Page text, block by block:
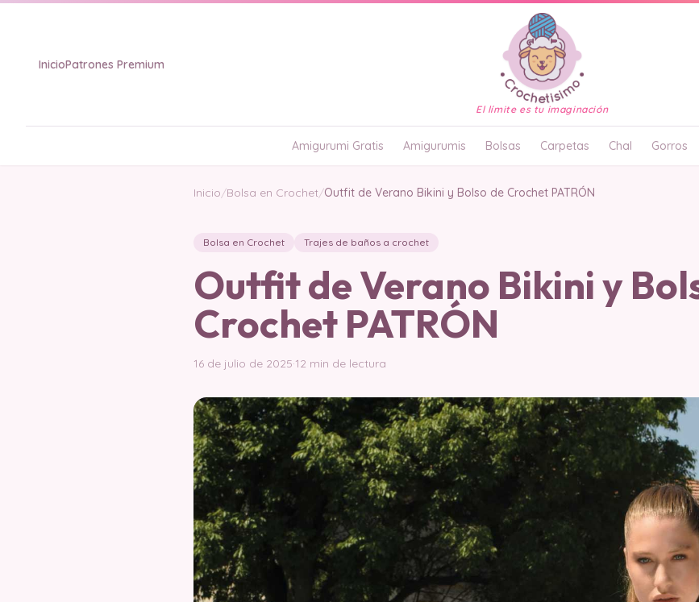
InicioPatrones Premium
El límite es tu imaginación
Amigurumi Gratis Amigurumis Bolsas Carpetas Chal Gorros
Inicio/Bolsa en Crochet/Outfit de Verano Bikini y Bolso de Crochet PATRÓN
Bolsa en Crochet Trajes de baños a crochet
Outfit de Verano Bikini y
Crochet PATRÓN
16 de julio de 2025·12 min de lectura